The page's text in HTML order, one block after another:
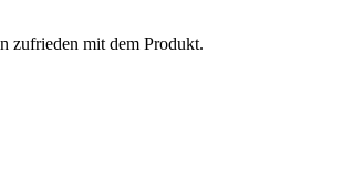
zufrieden mit dem Produkt.